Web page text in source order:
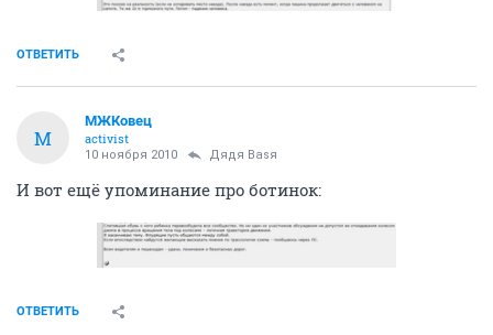
ОТВЕТИТЬ
М
МЖКовец
activist
10 ноября 2010 Дядя Ваsя
И вот ещё упоминание про ботинок:
ОТВЕТИТЬ